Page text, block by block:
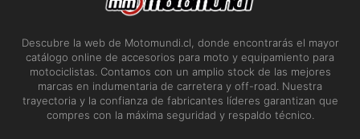
Descubre la web de Motomundi.cl, donde encontrarás el mayor
catálogo online de accesorios para moto y equipamiento para
motociclistas. Contamos con un amplio stock de las mejores
marcas en indumentaria de carretera y off-road. Nuestra
trayectoria y la confianza de fabricantes líderes garantizan que
compres con la máxima seguridad y respaldo técnico.